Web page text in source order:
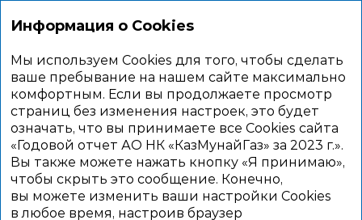
Структура активов
Существенные активы КМГ
Информация о Cookies
Мы используем Cookies для того, чтобы сделать
ваше пребывание на нашем сайте максимально
комфортным. Если вы продолжаете просмотр
страниц без изменения настроек, это будет
означать, что вы принимаете все Cookies сайта
«Годовой отчет АО НК «КазМунайГаз» за 2023 г.».
Вы также можете нажать кнопку «Я принимаю»,
чтобы скрыть это сообщение. Конечно,
вы можете изменить ваши настройки Cookies
в любое время, настроив браузер